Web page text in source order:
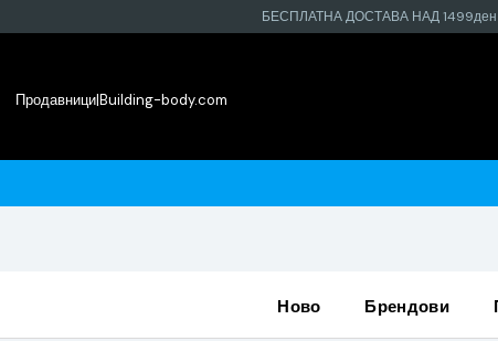
БЕСПЛАТНА ДОСТАВА НАД 1499ден
Продавници|Building-body.com
ново брендови